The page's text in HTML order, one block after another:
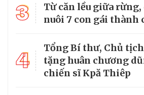
3
Từ căn lều giữa
nuôi 7 con gái thành
4
Tổng Bí thư, Chủ
tặng huân chương
chiến sĩ Kpă Thiêp